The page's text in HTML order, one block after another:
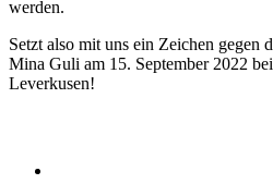
werden.
Setzt also mit uns ein Zeichen gegen
Mina Guli am 15. September 2022
Leverkusen!